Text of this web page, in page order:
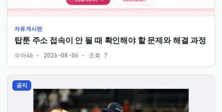
자유게시판
탑툰 주소 접속이 안 될 때 확인해야 할 문제와 해결 과정
수아46 · 2026-08-06 · 조회 7
공지